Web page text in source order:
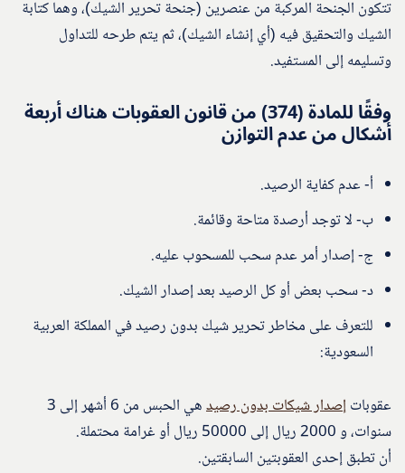
تتكون الجنحة المركبة من عنصرين (جنحة تحرير الشيك)، وهما كتابة
الشيك والتحقيق فيه (أي إنشاء الشيك)، ثم يتم طرحه للتداول
وتسليمه إلى المستفيد.
وفقًا للمادة (374) من قانون العقوبات هناك أربعة
أشكال من عدم التوازن
أ‌- عدم كفاية الرصيد.
ب- لا توجد أرصدة متاحة وقائمة.
ج- إصدار أمر عدم سحب للمسحوب عليه.
د- سحب بعض أو كل الرصيد بعد إصدار الشيك.
للتعرف على مخاطر تحرير شيك بدون رصيد في المملكة العربية
السعودية:
عقوباتإصدار شيكات بدون رصيد
هي الحبس من 6 أشهر إلى 3
سنوات، و 2000 ريال إلى 50000 ريال أو غرامة محتملة.
أن تطبق إحدى العقوبتين السابقتين.